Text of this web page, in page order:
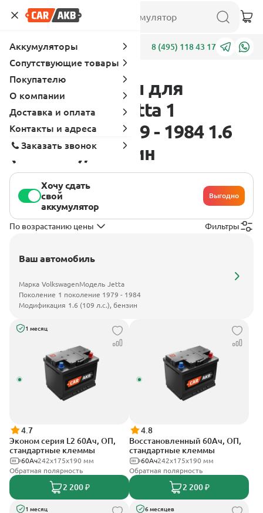
Адреса 8 (495) 118 43 17
Аккумуляторы для
Volkswagen Jetta 1
поколение 1979 - 1984 1.6
(109 л.с.), бензин
Хочу сдать
свой
аккумулятор
Выгодно
По возрастанию цены Фильтры
Ваш автомобиль
Марка VolkswagenМодель Jetta
Поколение 1 поколение 1979 - 1984
Модификация 1.6 (109 л.с.), бензин
1 месяц
4.7
Эконом серия L2 60Ач, ОП,
стандартные клеммы
242х175х190 мм
60Ач
Обратная полярность
2 200 ₽
4.8
Восстановленный 60Ач, ОП,
стандартные клеммы
242х175х190 мм
60Ач
Обратная полярность
2 200 ₽
1 месяц 6 месяцев
Аккумуляторы
Сопутствующие товары
Покупателю
О компании
Доставка и оплата
Контакты и адреса
Заказать звонок